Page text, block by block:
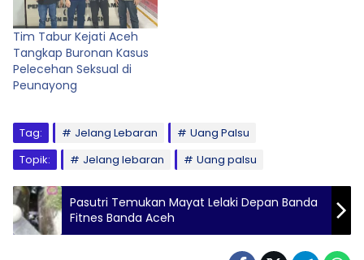
Tim Tabur Kejati Aceh
Tangkap Buronan Kasus
Pelecehan Seksual di
Peunayong
Tag: Jelang Lebaran
Uang Palsu
Topik:
Jelang lebaran Uang palsu
Pasutri Temukan Mayat Lelaki Depan Banda
Fitnes Banda Aceh